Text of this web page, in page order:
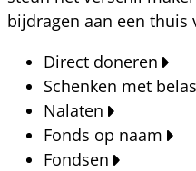
bijdragen aan een thuis
Direct doneren
Schenken met
Nalaten
Fonds op naam
Fondsen